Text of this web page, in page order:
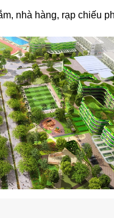
nhà hàng, rạp chiếu